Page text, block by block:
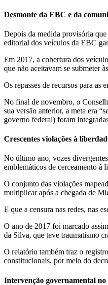
Desmonte da EBC e da
Depois da medida provisória
editorial dos veículos da EBC
Em 2017, a cobertura dos
que não aceitavam se submeter
Os repasses de recursos para
No final de novembro, o
sua versão anterior, a meta era
governo federal) foram
Crescentes violações à
No último ano, vozes
emblemáticos de cerceamento à
O conjunto das violações
multiplicar após a chegada de
E que a censura nas redes, nas
O ano de 2017 foi marcado
da Silva, que teve traumatismo
O relatório também traz o
constitucionais, por meio do
Intervenção governamental no